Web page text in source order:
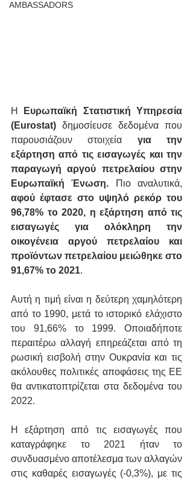
AMBASSADORS
Η
Ευρωπαϊκή Στατιστική Υπηρεσία
(Eurostat) δημοσίευσε δεδομένα που
παρουσιάζουν στοιχεία για την
εξάρτηση από τις εισαγωγές και την
παραγωγή αργού πετρελαίου στην
Ευρωπαϊκή Ένωση.
αφού έφτασε στο υψηλό ρεκόρ του
96,78% το 2020, η εξάρτηση από τις
εισαγωγές για ολόκληρη την
οικογένεια αργού πετρελαίου και
προϊόντων πετρελαίου μειώθηκε στο
91,67% το 2021.
Αυτή η τιμή είναι η δεύτερη χαμηλότερη
από το 1990, μετά το ιστορικό ελάχιστο
του 91,66% το 1999. Οποιαδήποτε
περαιτέρω αλλαγή επηρεάζεται από τη
ρωσική εισβολή στην Ουκρανία και τις
ακόλουθες πολιτικές αποφάσεις της ΕΕ
θα αντικατοπτρίζεται στα δεδομένα του
2022.
Η εξάρτηση από τις εισαγωγές που
καταγράφηκε το 2021 ήταν το
συνδυασμένο αποτέλεσμα των αλλαγών
στις καθαρές εισαγωγές (-0,3%), με τις